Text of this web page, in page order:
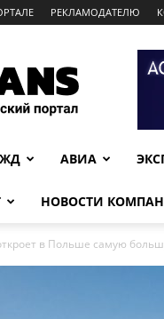
РЕКЛАМОДАТЕЛЮ
ЖД АВИА
НОВОСТИ
в Польше самую